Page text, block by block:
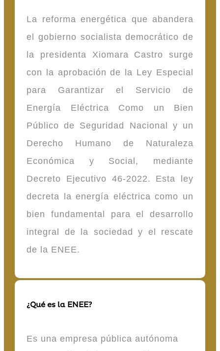
La reforma energética que abandera
el gobierno socialista democrático de
la presidenta Xiomara Castro surge
con la aprobación de la Ley Especial
para Garantizar el Servicio de
Energía Eléctrica Como un Bien
Público de Seguridad Nacional y un
Derecho Humano de Naturaleza
Económica y Social, mediante
Decreto Ejecutivo 46-2022. Esta ley
decreta la energía eléctrica como un
bien fundamental para el desarrollo
integral de la sociedad y el rescate
de la ENEE.
¿Qué es la ENEE?
Es una empresa pública autónoma